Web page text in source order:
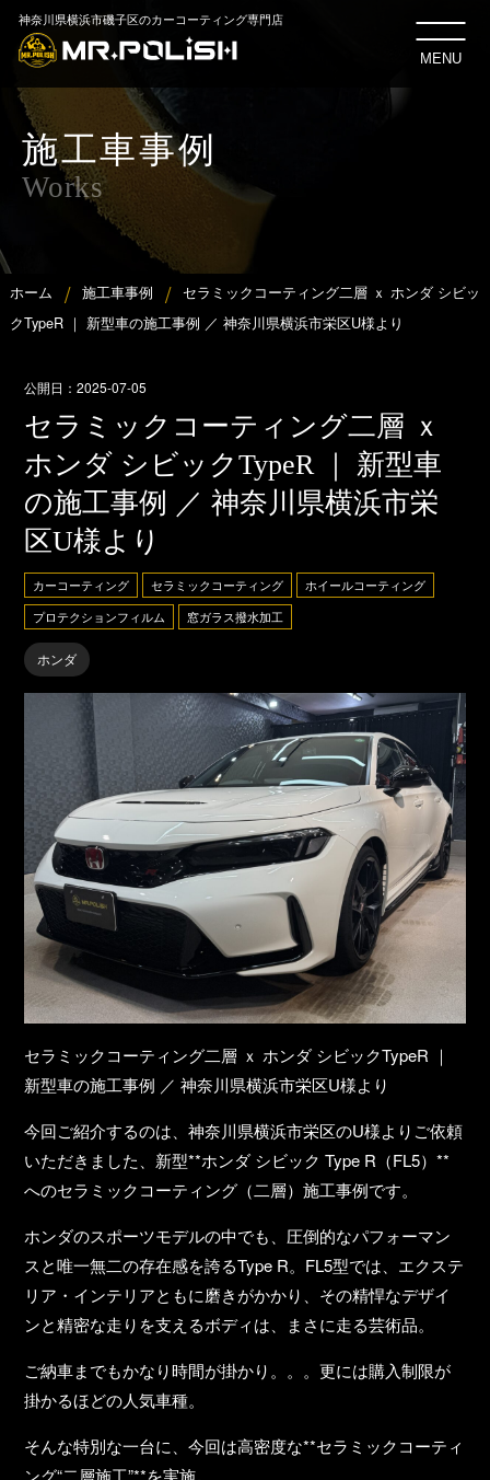
神奈川県横浜市磯子区のカーコーティング専門店
MENU
施工車事例
Works
ホーム 施工車事例
セラミックコーティング二層 ｘ ホンダ シビッ
クTypeR ｜ 新型車の施工事例 ／ 神奈川県横浜市栄区U様より
公開日：2025-07-05
セラミックコーティング二層 ｘ
ホンダ シビックTypeR ｜ 新型車
の施工事例 ／ 神奈川県横浜市栄
区U様より
カーコーティング セラミックコーティング
ホイールコーティング
プロテクションフィルム
窓ガラス撥水加工
ホンダ
セラミックコーティング二層 ｘ ホンダ シビックTypeR ｜
新型車の施工事例 ／ 神奈川県横浜市栄区U様より
今回ご紹介するのは、神奈川県横浜市栄区のU様よりご依頼
いただきました、新型**ホンダ シビック Type R（FL5）**
へのセラミックコーティング（二層）施工事例です。
ホンダのスポーツモデルの中でも、圧倒的なパフォーマン
スと唯一無二の存在感を誇るType R。FL5型では、エクステ
リア・インテリアともに磨きがかかり、その精悍なデザイ
ンと精密な走りを支えるボディは、まさに走る芸術品。
ご納車までもかなり時間が掛かり。。。更には購入制限が
掛かるほどの人気車種。
そんな特別な一台に、今回は高密度な**セラミックコーティ
ング“二層施工”**を実施。